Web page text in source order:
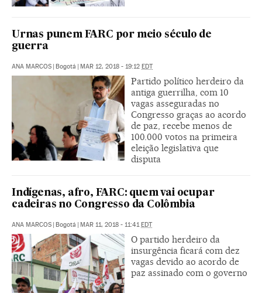
Urnas punem FARC por meio século de
guerra
ANA MARCOS | Bogotá | MAR 12, 2018 - 19:12 EDT
Partido político herdeiro da
antiga guerrilha, com 10
vagas asseguradas no
Congresso graças ao acordo
de paz, recebe menos de
100.000 votos na primeira
eleição legislativa que
disputa
Indígenas, afro, FARC: quem vai ocupar
cadeiras no Congresso da Colômbia
ANA MARCOS | Bogotá | MAR 11, 2018 - 11:41EDT
O partido herdeiro da
insurgência ficará com dez
vagas devido ao acordo de
paz assinado com o governo